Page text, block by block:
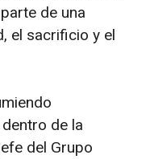
de una
el sacrificio y el
de la
del Grupo